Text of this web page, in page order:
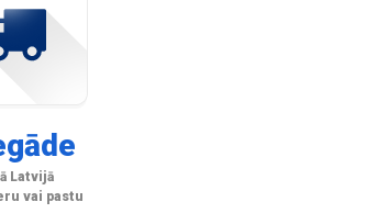
Latvijā
vai pastu